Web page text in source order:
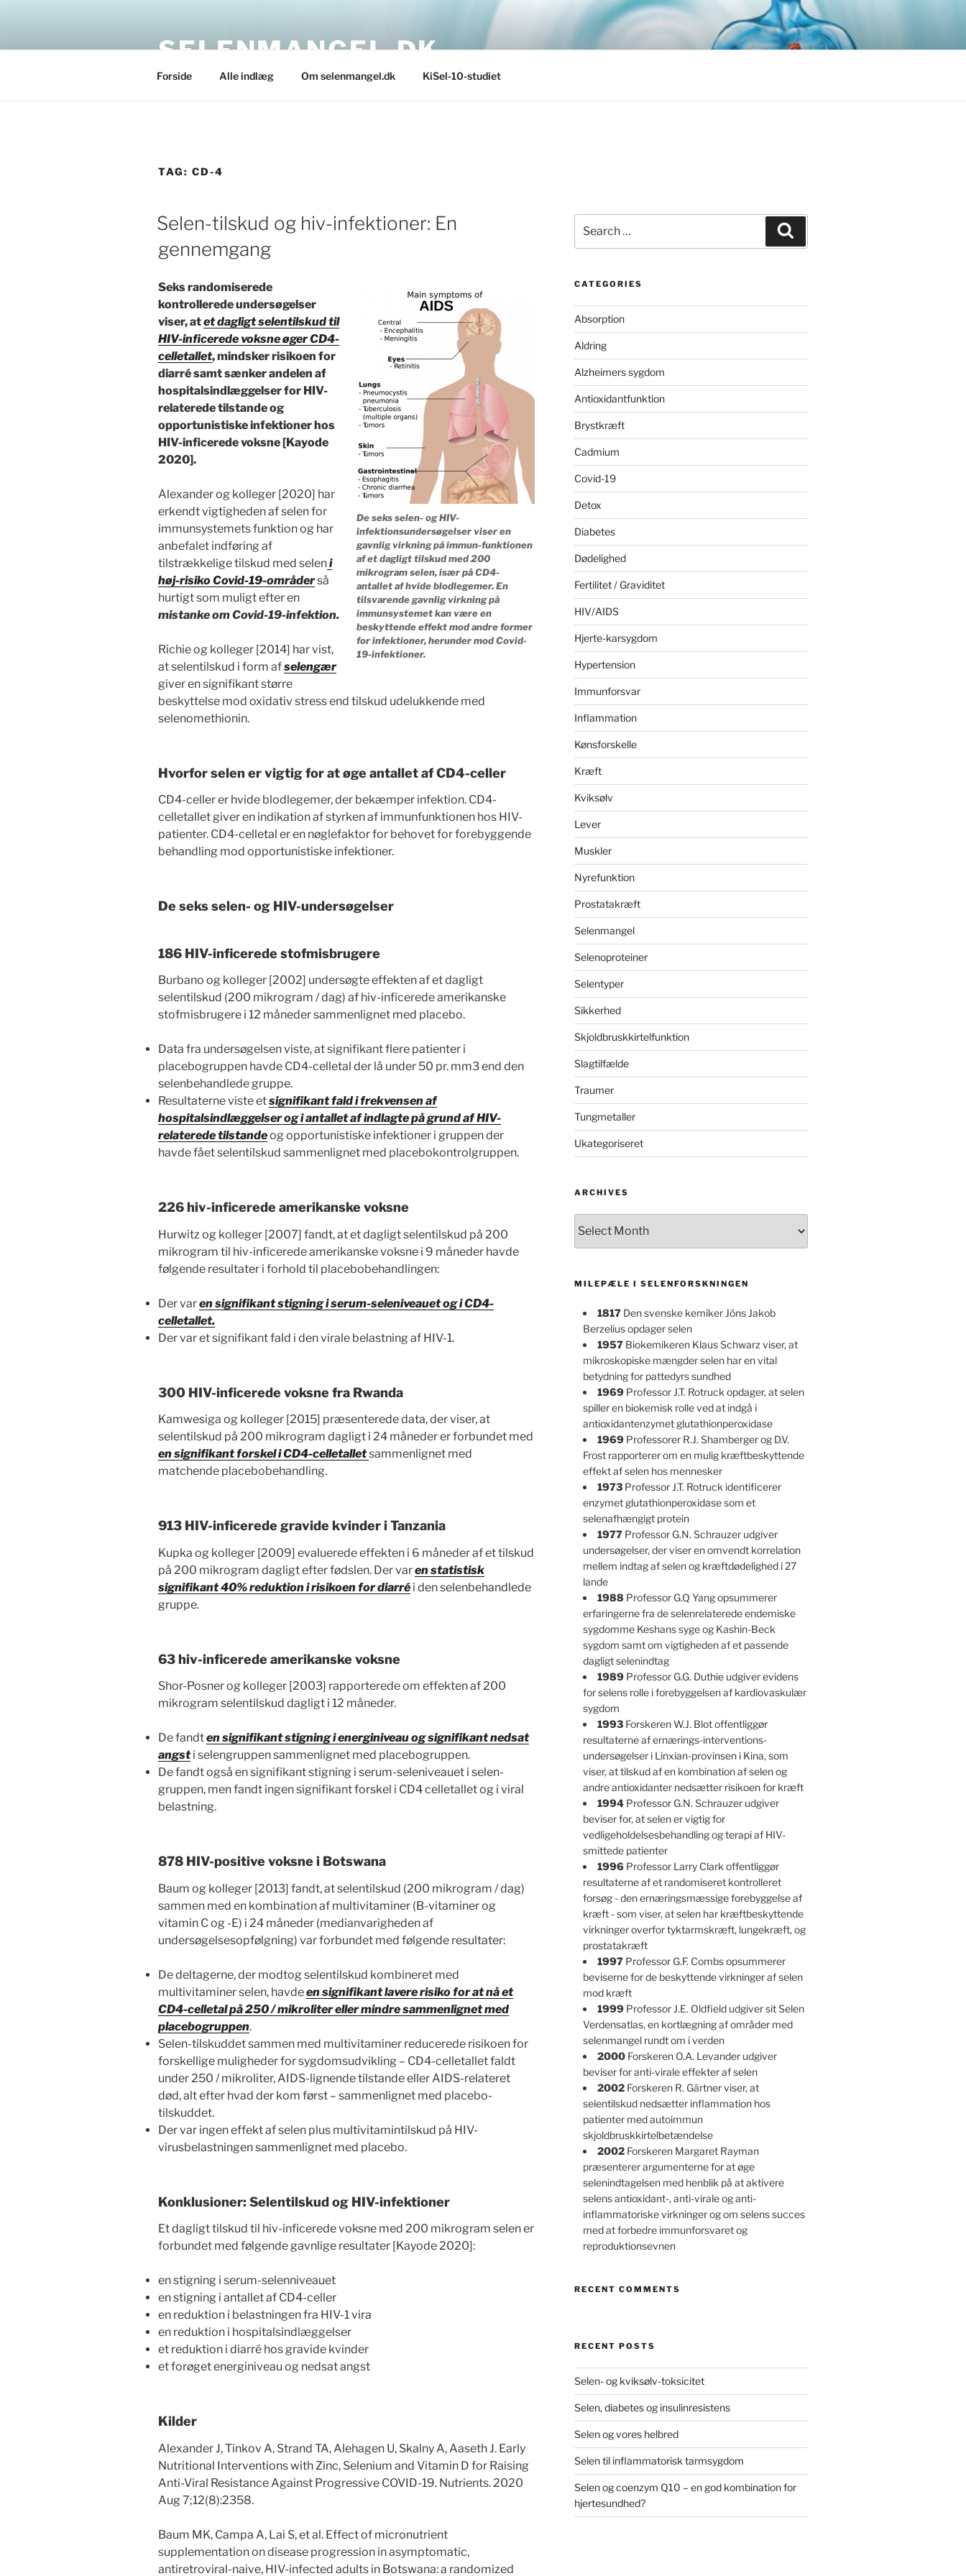
SELENMANGEL.DK
Forside Alle indlæg Om selenmangel.dk KiSel-10-studiet
TAG: CD-4
POSTED
ON
Selen-tilskud og hiv-infektioner: En
gennemgang
De seks selen- og HIV-
infektionsundersøgelser viser en
gavnlig virkning på immun-funktionen
af et dagligt tilskud med 200
mikrogram selen, især på CD4-
antallet af hvide blodlegemer. En
tilsvarende gavnlig virkning på
immunsystemet kan være en
beskyttende effekt mod andre former
for infektioner, herunder mod Covid-
19-infektioner.
Seks randomiserede
kontrollerede undersøgelser
viser, atet dagligt selentilskud til
HIV-inficerede voksne øger CD4-
celletallet, mindsker risikoen for
diarré samt sænker andelen af
hospitalsindlæggelser for HIV-
relaterede tilstande og
opportunistiske infektioner hos
HIV-inficerede voksne [Kayode
2020].
Alexander og kolleger [2020] har
erkendt vigtigheden af selen for
immunsystemets funktion og har
anbefalet indføring af
tilstrækkelige tilskud med seleni
høj-risiko Covid-19-områderså
hurtigt som muligt efter en
mistanke om Covid-19-infektion.
Richie og kolleger [2014] har vist,
at selentilskud i form afselengær
giver en signifikant større
beskyttelse mod oxidativ stress end tilskud udelukkende med
selenomethionin.
Hvorfor selen er vigtig for at øge antallet af CD4-celler
CD4-celler er hvide blodlegemer, der bekæmper infektion. CD4-
celletallet giver en indikation af styrken af immunfunktionen hos HIV-
patienter. CD4-celletal er en nøglefaktor for behovet for forebyggende
behandling mod opportunistiske infektioner.
De seks selen- og HIV-undersøgelser
186 HIV-inficerede stofmisbrugere
Burbano og kolleger [2002] undersøgte effekten af et dagligt
selentilskud (200 mikrogram / dag) af hiv-inficerede amerikanske
stofmisbrugere i 12 måneder sammenlignet med placebo.
Data fra undersøgelsen viste, at signifikant flere patienter i
placebogruppen havde CD4-celletal der lå under 50 pr. mm3 end den
selenbehandlede gruppe.
Resultaterne viste etsignifikant fald i frekvensen af
hospitalsindlæggelser og i antallet af indlagte på grund af HIV-
relaterede tilstandeog opportunistiske infektioner i gruppen der
havde fået selentilskud sammenlignet med placebokontrolgruppen.
226 hiv-inficerede amerikanske voksne
Hurwitz og kolleger [2007] fandt, at et dagligt selentilskud på 200
mikrogram til hiv-inficerede amerikanske voksne i 9 måneder havde
følgende resultater i forhold til placebobehandlingen:
Der varen signifikant stigning i serum-seleniveauet og i CD4-
celletallet.
Der var et signifikant fald i den virale belastning af HIV-1.
300 HIV-inficerede voksne fra Rwanda
Kamwesiga og kolleger [2015] præsenterede data, der viser, at
selentilskud på 200 mikrogram dagligt i 24 måneder er forbundet med
en signifikant forskel i CD4-celletalletsammenlignet med
matchende placebobehandling.
913 HIV-inficerede gravide kvinder i Tanzania
Kupka og kolleger [2009] evaluerede effekten i 6 måneder af et tilskud
på 200 mikrogram dagligt efter fødslen. Der varen statistisk
signifikant 40% reduktion i risikoen for diarré i den selenbehandlede
gruppe.
63 hiv-inficerede amerikanske voksne
Shor-Posner og kolleger [2003] rapporterede om effekten af 200
mikrogram selentilskud dagligt i 12 måneder.
De fandten signifikant stigning i energiniveau og signifikant nedsat
angsti selengruppen sammenlignet med placebogruppen.
De fandt også en signifikant stigning i serum-seleniveauet i selen-
gruppen, men fandt ingen signifikant forskel i CD4 celletallet og i viral
belastning.
878 HIV-positive voksne i Botswana
Baum og kolleger [2013] fandt, at selentilskud (200 mikrogram / dag)
sammen med en kombination af multivitaminer (B-vitaminer og
vitamin C og -E) i 24 måneder (medianvarigheden af
undersøgelsesopfølgning) var forbundet med følgende resultater:
De deltagerne, der modtog selentilskud kombineret med
multivitaminer selen, havdeen signifikant lavere risiko for at nå et
CD4-celletal på 250 / mikroliter eller mindre sammenlignet med
placebogruppen.
Selen-tilskuddet sammen med multivitaminer reducerede risikoen for
forskellige muligheder for sygdomsudvikling – CD4-celletallet faldt
under 250 / mikroliter, AIDS-lignende tilstande eller AIDS-relateret
død, alt efter hvad der kom først – sammenlignet med placebo-
tilskuddet.
Der var ingen effekt af selen plus multivitamintilskud på HIV-
virusbelastningen sammenlignet med placebo.
Konklusioner: Selentilskud og HIV-infektioner
Et dagligt tilskud til hiv-inficerede voksne med 200 mikrogram selen er
forbundet med følgende gavnlige resultater [Kayode 2020]:
en stigning i serum-selenniveauet
en stigning i antallet af CD4-celler
en reduktion i belastningen fra HIV-1 vira
en reduktion i hospitalsindlæggelser
et reduktion i diarré hos gravide kvinder
et forøget energiniveau og nedsat angst
Kilder
Alexander J, Tinkov A, Strand TA, Alehagen U, Skalny A, Aaseth J. Early
Nutritional Interventions with Zinc, Selenium and Vitamin D for Raising
Anti-Viral Resistance Against Progressive COVID-19. Nutrients. 2020
Aug 7;12(8):2358.
Baum MK, Campa A, Lai S, et al. Effect of micronutrient
supplementation on disease progression in asymptomatic,
antiretroviral-naive, HIV-infected adults in Botswana: a randomized
for:
CATEGORIES
Absorption
Aldring
Alzheimers sygdom
Antioxidantfunktion
Brystkræft
Cadmium
Covid-19
Detox
Diabetes
Dødelighed
Fertilitet / Graviditet
HIV/AIDS
Hjerte-karsygdom
Hypertension
Immunforsvar
Inflammation
Kønsforskelle
Kræft
Kviksølv
Lever
Muskler
Nyrefunktion
Prostatakræft
Selenmangel
Selenoproteiner
Selentyper
Sikkerhed
Skjoldbruskkirtelfunktion
Slagtilfælde
Traumer
Tungmetaller
Ukategoriseret
ARCHIVES
MILEPÆLE I SELENFORSKNINGEN
1817Den svenske kemiker Jöns Jakob
Berzelius opdager selen
1957Biokemikeren Klaus Schwarz viser, at
mikroskopiske mængder selen har en vital
betydning for pattedyrs sundhed
1969Professor J.T. Rotruck opdager, at selen
spiller en biokemisk rolle ved at indgå i
antioxidantenzymet glutathionperoxidase
1969Professorer R.J. Shamberger og D.V.
Frost rapporterer om en mulig kræftbeskyttende
effekt af selen hos mennesker
1973Professor J.T. Rotruck identificerer
enzymet glutathionperoxidase som et
selenafhængigt protein
1977Professor G.N. Schrauzer udgiver
undersøgelser, der viser en omvendt korrelation
mellem indtag af selen og kræftdødelighed i 27
lande
1988 Professor G.Q Yang opsummerer
erfaringerne fra de selenrelaterede endemiske
sygdomme Keshans syge og Kashin-Beck
sygdom samt om vigtigheden af et passende
dagligt selenindtag
1989Professor G.G. Duthie udgiver evidens
for selens rolle i forebyggelsen af kardiovaskulær
sygdom
1993Forskeren W.J. Blot offentliggør
resultaterne af ernærings-interventions-
undersøgelser i Linxian-provinsen i Kina, som
viser, at tilskud af en kombination af selen og
andre antioxidanter nedsætter risikoen for kræft
1994Professor G.N. Schrauzer udgiver
beviser for, at selen er vigtig for
vedligeholdelsesbehandling og terapi af HIV-
smittede patienter
1996Professor Larry Clark offentliggør
resultaterne af et randomiseret kontrolleret
forsøg - den ernæringsmæssige forebyggelse af
kræft - som viser, at selen har kræftbeskyttende
virkninger overfor tyktarmskræft, lungekræft, og
prostatakræft
1997Professor G.F. Combs opsummerer
beviserne for de beskyttende virkninger af selen
mod kræft
1999Professor J.E. Oldfield udgiver sit Selen
Verdensatlas, en kortlægning af områder med
selenmangel rundt om i verden
2000Forskeren O.A. Levander udgiver
beviser for anti-virale effekter af selen
2002Forskeren R. Gärtner viser, at
selentilskud nedsætter inflammation hos
patienter med autoimmun
skjoldbruskkirtelbetændelse
2002Forskeren Margaret Rayman
præsenterer argumenterne for at øge
selenindtagelsen med henblik på at aktivere
selens antioxidant-, anti-virale og anti-
inflammatoriske virkninger og om selens succes
med at forbedre immunforsvaret og
reproduktionsevnen
RECENT COMMENTS
RECENT POSTS
Selen- og kviksølv-toksicitet
Selen, diabetes og insulinresistens
Selen og vores helbred
Selen til inflammatorisk tarmsygdom
Selen og coenzym Q10 – en god kombination for
hjertesundhed?